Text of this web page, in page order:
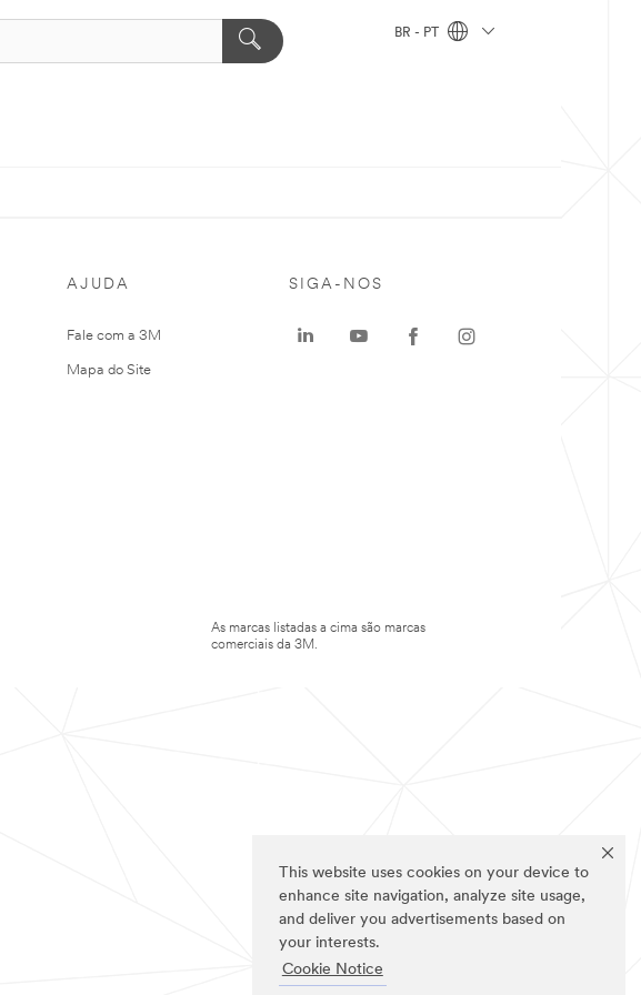
This website uses cookies on your device to
enhance site navigation, analyze site usage,
and deliver you advertisements based on
your interests.
Cookie Notice
BR - PT
AJUDA
Fale com a 3M
Mapa do Site
SIGA-NOS
As marcas listadas a cima são marcas
comerciais da 3M.